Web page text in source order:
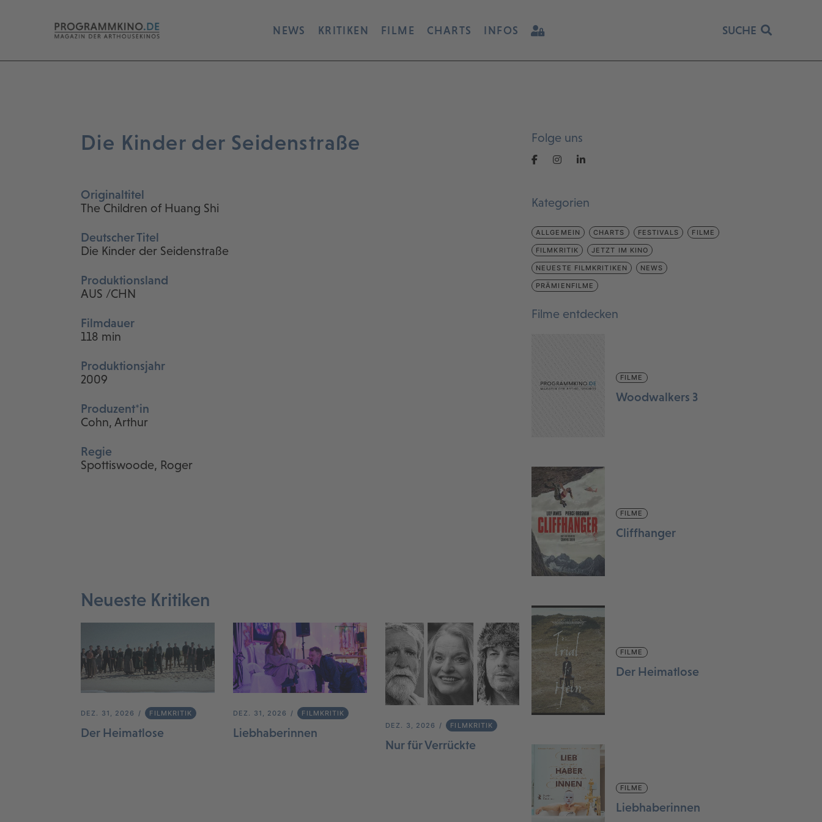
NEWS KRITIKEN FILME CHARTS INFOS SUCHE
Die Kinder der Seidenstraße
Originaltitel
The Children of Huang Shi
Deutscher Titel
Die Kinder der Seidenstraße
Produktionsland
AUS /CHN
Filmdauer
118 min
Produktionsjahr
2009
Produzent*in
Cohn, Arthur
Regie
Spottiswoode, Roger
Neueste Kritiken
DEZ. 31, 2026 FILMKRITIK
Der Heimatlose
DEZ. 31, 2026 FILMKRITIK
Liebhaberinnen
DEZ. 3, 2026 FILMKRITIK
Nur für Verrückte
Folge uns
Kategorien
ALLGEMEIN CHARTS FESTIVALS FILME
FILMKRITIK JETZT IM KINO
NEUESTE FILMKRITIKEN NEWS
PRÄMIENFILME
Filme entdecken
FILME
Woodwalkers 3
FILME
Cliffhanger
FILME
Der Heimatlose
FILME
Liebhaberinnen